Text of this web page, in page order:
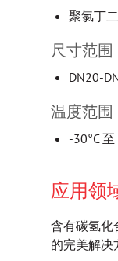
聚氯丁
尺寸范围
DN20-
温度范围
-30°C
应用领
含有碳氢化
的完美解决